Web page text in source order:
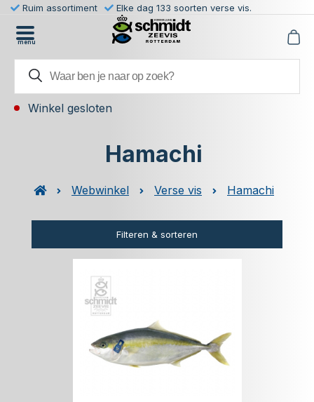
Ruim assortiment Elke dag 133 soorten verse vis.
menu
Winkel gesloten
Hamachi
Webwinkel Verse vis Hamachi
Filteren & sorteren